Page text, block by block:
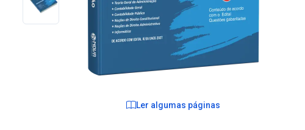
Ler algumas páginas